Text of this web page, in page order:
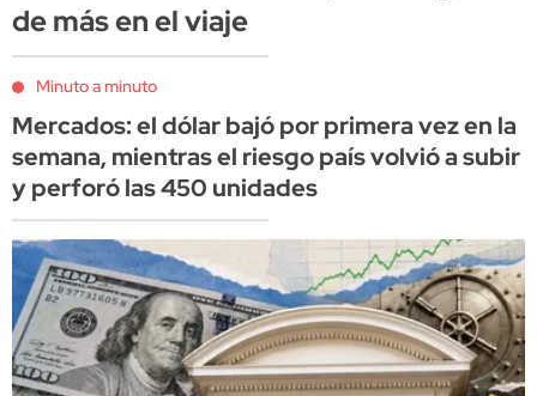
de más en el viaje
Minuto a minuto
Mercados: el dólar bajó por primera vez en la
semana, mientras el riesgo país volvió a subir
y perforó las 450 unidades